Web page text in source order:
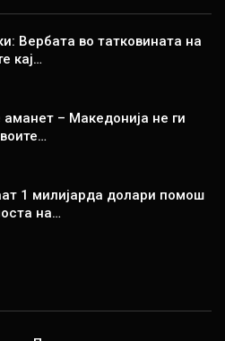
Вербата во татковината на
кај…
аманет – Македонија не ги
1 милијарда долари помош
на…